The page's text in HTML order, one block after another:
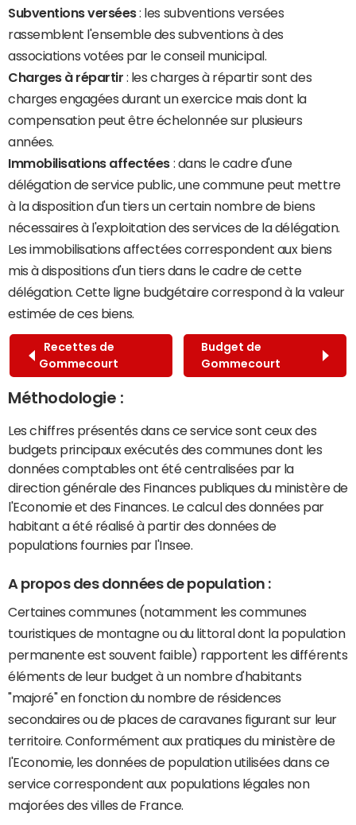
Subventions versées: les subventions versées
rassemblent l'ensemble des subventions à des
associations votées par le conseil municipal.
Charges à répartir : les charges à répartir sont des
charges engagées durant un exercice mais dont la
compensation peut être échelonnée sur plusieurs
années.
Immobilisations affectées : dans le cadre d'une
délégation de service public, une commune peut mettre
à la disposition d'un tiers un certain nombre de biens
nécessaires à l'exploitation des services de la délégation.
Les immobilisations affectées correspondent aux biens
mis à dispositions d'un tiers dans le cadre de cette
délégation. Cette ligne budgétaire correspond à la valeur
estimée de ces biens.
Recettes de
Gommecourt
Budget de
Gommecourt
Méthodologie :
Les chiffres présentés dans ce service sont ceux des
budgets principaux exécutés des communes dont les
données comptables ont été centralisées par la
direction générale des Finances publiques du ministère de
l'Economie et des Finances. Le calcul des données par
habitant a été réalisé à partir des données de
populations fournies par l'Insee.
A propos des données de population :
Certaines communes (notamment les communes
touristiques de montagne ou du littoral dont la population
permanente est souvent faible) rapportent les différents
éléments de leur budget à un nombre d'habitants
"majoré" en fonction du nombre de résidences
secondaires ou de places de caravanes figurant sur leur
territoire. Conformément aux pratiques du ministère de
l'Economie, les données de population utilisées dans ce
service correspondent aux populations légales non
majorées des villes de France.